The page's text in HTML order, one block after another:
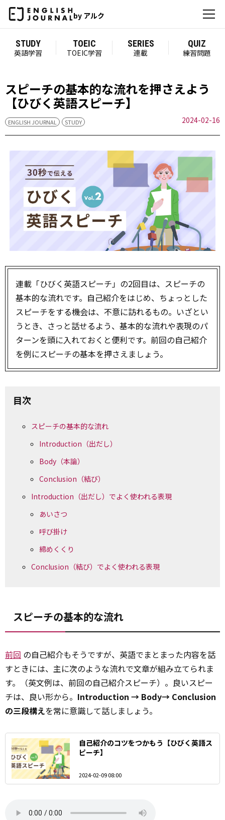
by アルク
STUDY
英語学習
TOEIC
TOEIC学習
SERIES
連載
QUIZ
練習問題
スピーチの基本的な流れを押さえよう
【ひびく英語スピーチ】
ENGLISH JOURNAL STUDY 2024-02-16
連載「ひびく英語スピーチ」の2回目は、スピーチの
基本的な流れです。自己紹介をはじめ、ちょっとした
スピーチをする機会は、不意に訪れるもの。いざとい
うとき、さっと話せるよう、基本的な流れや表現のパ
ターンを頭に入れておくと便利です。前回の自己紹介
を例にスピーチの基本を押さえましょう。
目次
スピーチの基本的な流れ
Introduction（出だし）
Body（本論）
Conclusion（結び）
Introduction（出だし）でよく使われる表現
あいさつ
呼び掛け
締めくくり
Conclusion（結び）でよく使われる表現
スピーチの基本的な流れ
前回 の自己紹介もそうですが、英語でまとまった内容を話
すときには、主に次のような流れで文章が組み立てられま
す。（英文例は、前回の自己紹介スピーチ）。良いスピー
チは、良い形から。 Introduction → Body→ Conclusion
の三段構えを常に意識して話しましょう。
自己紹介のコツをつかもう【ひびく英語ス
ピーチ】
2024-02-09 08:00